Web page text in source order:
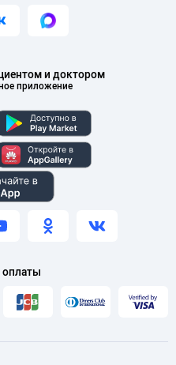
и доктором
приложение